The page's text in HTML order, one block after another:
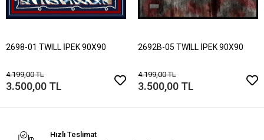
2698-01 TWILL İPEK 90X90
4.199,00 TL
3.500,00 TL
2692B-05 TWILL İPEK 90X90
4.199,00 TL
3.500,00 TL
Hızlı Teslimat